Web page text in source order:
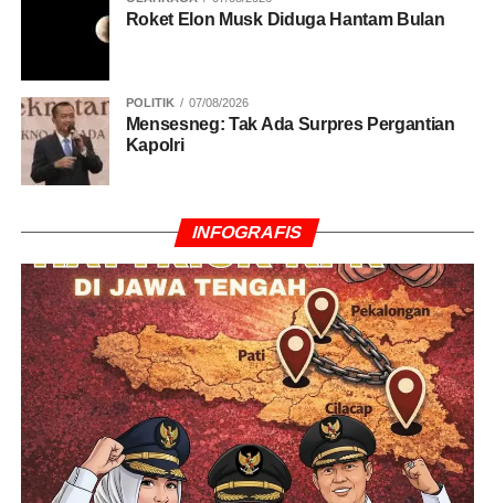
Roket Elon Musk Diduga Hantam Bulan
POLITIK 07/08/2026
Mensesneg: Tak Ada Surpres Pergantian
Kapolri
INFOGRAFIS